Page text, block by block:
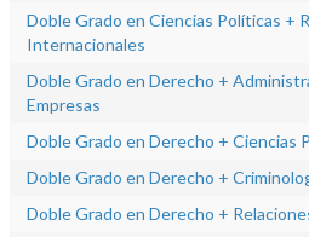
Doble Grado en Ciencias Políticas +
Internacionales
Doble Grado en Derecho +
Empresas
Doble Grado en Derecho + Ciencias
Doble Grado en Derecho +
Doble Grado en Derecho +